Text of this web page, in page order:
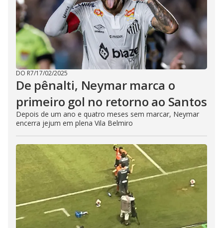
DO R7/17/02/2025
De pênalti, Neymar marca o
primeiro gol no retorno ao Santos
Depois de um ano e quatro meses sem marcar, Neymar
encerra jejum em plena Vila Belmiro